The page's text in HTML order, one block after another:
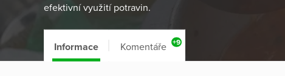
efektivní využití potravin.
Informace Komentáře +9